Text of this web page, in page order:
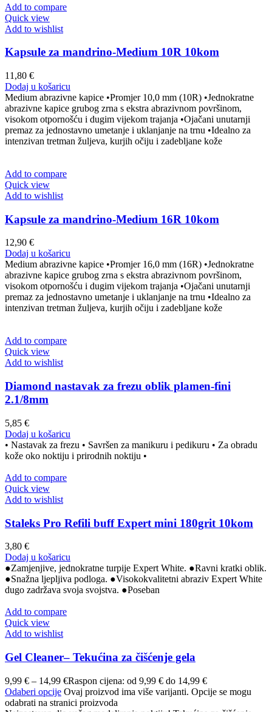
Add to compare
Quick view
Add to wishlist
Kapsule za mandrino-Medium 10R 10kom
11,80 €
Dodaj u košaricu
Medium abrazivne kapice •Promjer 10,0 mm (10R) •Jednokratne
abrazivne kapice grubog zrna s ekstra abrazivnom površinom,
visokom otpornošću i dugim vijekom trajanja •Ojačani unutarnji
premaz za jednostavno umetanje i uklanjanje na trnu •Idealno za
intenzivan tretman žuljeva, kurjih očiju i zadebljane kože
Add to compare
Quick view
Add to wishlist
Kapsule za mandrino-Medium 16R 10kom
12,90 €
Dodaj u košaricu
Medium abrazivne kapice •Promjer 16,0 mm (16R) •Jednokratne
abrazivne kapice grubog zrna s ekstra abrazivnom površinom,
visokom otpornošću i dugim vijekom trajanja •Ojačani unutarnji
premaz za jednostavno umetanje i uklanjanje na trnu •Idealno za
intenzivan tretman žuljeva, kurjih očiju i zadebljane kože
Add to compare
Quick view
Add to wishlist
Diamond nastavak za frezu oblik plamen-fini
2.1/8mm
5,85 €
Dodaj u košaricu
• Nastavak za frezu • Savršen za manikuru i pedikuru • Za obradu
kože oko noktiju i prirodnih noktiju •
Add to compare
Quick view
Add to wishlist
Staleks Pro Refili buff Expert mini 180grit 10kom
3,80 €
Dodaj u košaricu
●Zamjenjive, jednokratne turpije Expert White. ●Ravni kratki oblik.
●Snažna ljepljiva podloga. ●Visokokvalitetni abraziv Expert White
dugo zadržava svoja svojstva. ●Poseban
Add to compare
Quick view
Add to wishlist
Gel Cleaner– Tekućina za čišćenje gela
9,99 € – 14,99 €Raspon cijena: od 9,99 € do 14,99 €
Odaberi opcije Ovaj proizvod ima više varijanti. Opcije se mogu
odabrati na stranici proizvoda